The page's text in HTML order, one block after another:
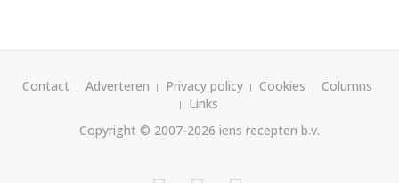
Contact Adverteren Privacy policy Cookies
Columns
Links
Copyright © 2007-2026 iens recepten b.v.